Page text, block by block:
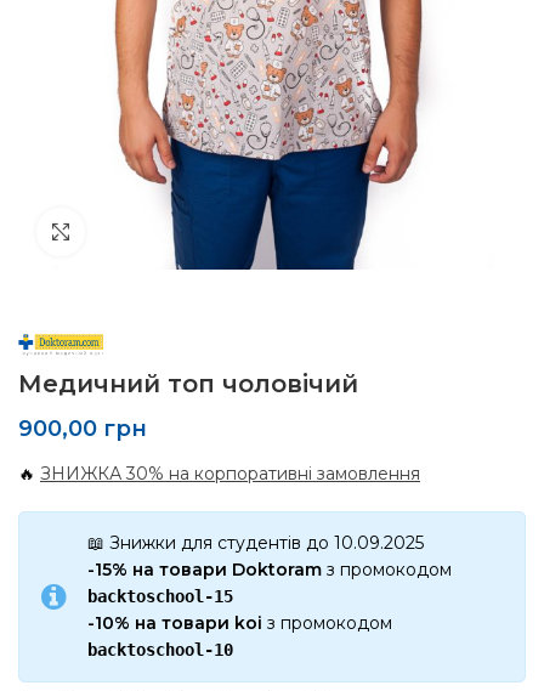
Click to enlarge
Медичний топ чоловічий
900,00 грн
🔥 ЗНИЖКА 30% на корпоративні замовлення
📖 Знижки для студентів до 10.09.2025
-15% на товари Doktoram з промокодом
backtoschool-15
-10% на товари koi з промокодом
backtoschool-10